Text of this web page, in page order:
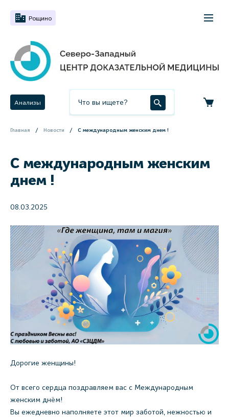
Рощино
Анализы
Главная Новости С международным женским днем !
С международным женским
днем !
08.03.2025
Дорогие женщины!
От всего сердца поздравляем вас с Международным
женским днём!
Вы ежедневно наполняете этот мир заботой, нежностью и